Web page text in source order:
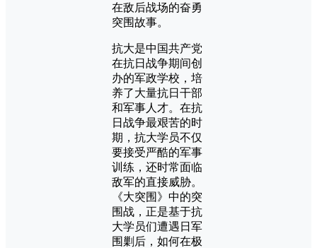
在敌后战场的奋勇
突围故事。
抗大是中国共产党
在抗日战争期间创
办的军政学校，培
养了大量抗日干部
和军事人才。在抗
日战争最艰苦的时
期，抗大学员不仅
要接受严酷的军事
训练，还时常面临
敌军的直接威胁。
《大突围》中的突
围战，正是基于抗
大学员们遭遇日军
围剿后，如何在极